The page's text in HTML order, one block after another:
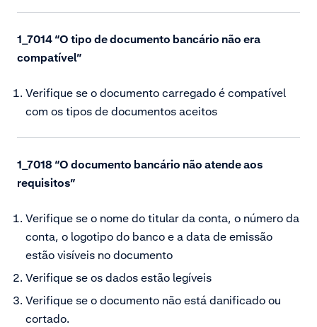
1_7014 “O tipo de documento bancário não era
compatível”
Verifique se o documento carregado é compatível
com os tipos de documentos aceitos
1_7018 “O documento bancário não atende aos
requisitos”
Verifique se o nome do titular da conta, o número da
conta, o logotipo do banco e a data de emissão
estão visíveis no documento
Verifique se os dados estão legíveis
Verifique se o documento não está danificado ou
cortado.